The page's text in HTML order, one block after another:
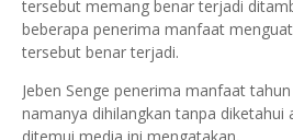
tersebut memang benar terjadi
beberapa penerima manfaat
tersebut benar terjadi.
Jeben Senge penerima manfaat
namanya dihilangkan tanpa diketahui